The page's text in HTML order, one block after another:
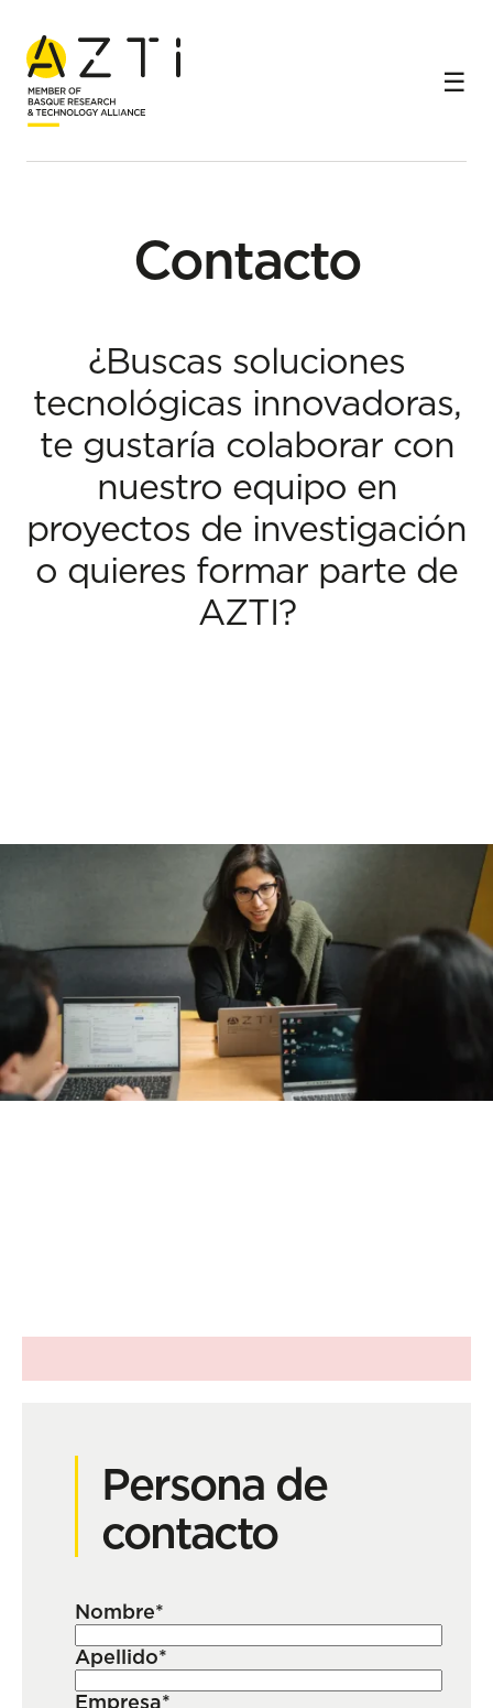
Inicio Contacto
Contacto
¿Buscas soluciones
tecnológicas innovadoras,
te gustaría colaborar con
nuestro equipo en
proyectos de investigación
o quieres formar parte de
AZTI?
Persona de
contacto
Nombre*
Apellido*
Empresa*